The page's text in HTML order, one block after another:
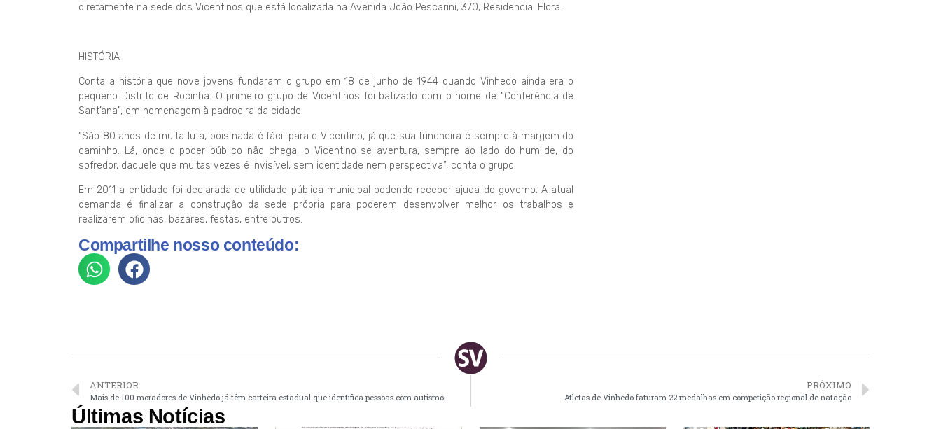
diretamente na sede dos Vicentinos que está localizada na Avenida João Pescarini, 370, Residencial Flora.
HISTÓRIA
Conta a história que nove jovens fundaram o grupo em 18 de junho de 1944 quando Vinhedo ainda era o
pequeno Distrito de Rocinha. O primeiro grupo de Vicentinos foi batizado com o nome de “Conferência de
Sant’ana”, em homenagem à padroeira da cidade.
“São 80 anos de muita luta, pois nada é fácil para o Vicentino, já que sua trincheira é sempre à margem do
caminho. Lá, onde o poder público não chega, o Vicentino se aventura, sempre ao lado do humilde, do
sofredor, daquele que muitas vezes é invisível, sem identidade nem perspectiva”, conta o grupo.
Em 2011 a entidade foi declarada de utilidade pública municipal podendo receber ajuda do governo. A atual
demanda é finalizar a construção da sede própria para poderem desenvolver melhor os trabalhos e
realizarem oficinas, bazares, festas, entre outros.
Compartilhe nosso conteúdo:
ANTERIOR
Mais de 100 moradores de Vinhedo já têm carteira estadual que identifica pessoas com autismo
PRÓXIMO
Atletas de Vinhedo faturam 22 medalhas em competição regional de natação
Últimas Notícias